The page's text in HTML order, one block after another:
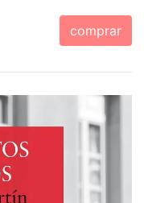
comprar